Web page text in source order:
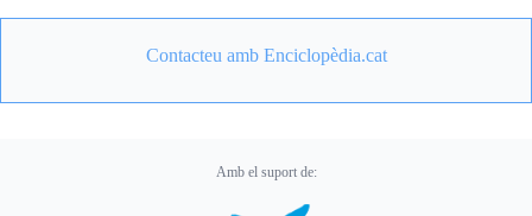
Contacteu amb Enciclopèdia.cat
Amb el suport de: